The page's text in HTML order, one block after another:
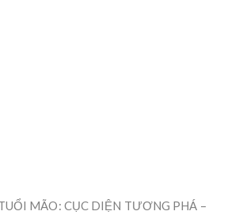
MÃO: CỤC DIỆN TƯƠNG PHÁ –